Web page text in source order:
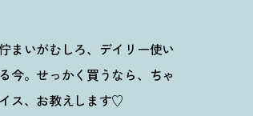
まいがむしろ、デイリー使い
今。せっかく買うなら、ちゃ
ス、お教えします♡